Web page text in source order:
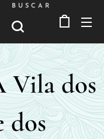
BUSCAR
Vila dos
dos